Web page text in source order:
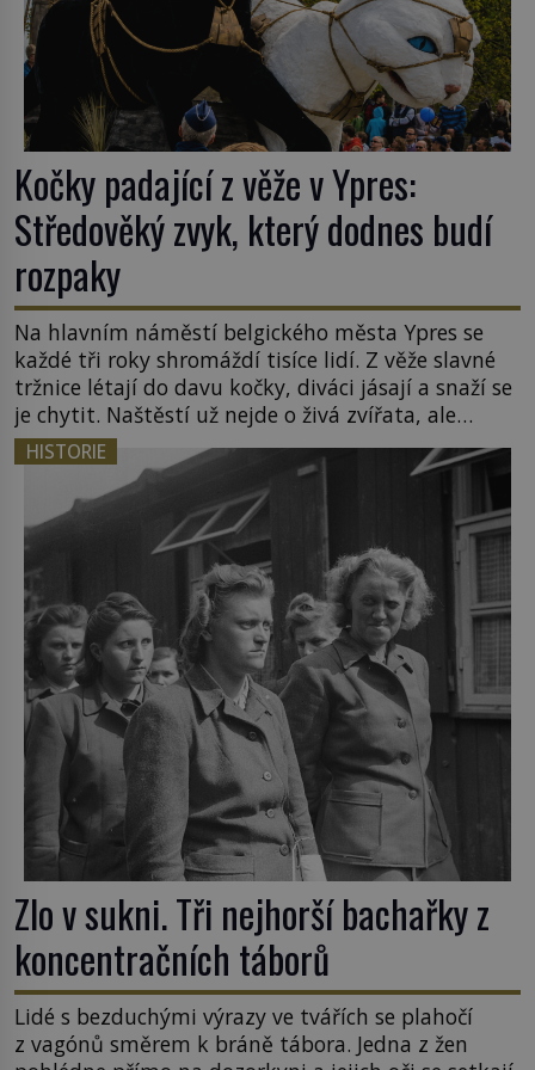
Kočky padající z věže v Ypres:
Středověký zvyk, který dodnes budí
rozpaky
Na hlavním náměstí belgického města Ypres se
každé tři roky shromáždí tisíce lidí. Z věže slavné
tržnice létají do davu kočky, diváci jásají a snaží se
je chytit. Naštěstí už nejde o živá zvířata, ale
jenom o plyšové suvenýry. Kdysi to ale bylo jinak.
Tato veselá podívaná připomíná jeden z
nejpodivnějších a zároveň nejkrutějších zvyků […]
HISTORIE
Zlo v sukni. Tři nejhorší bachařky z
koncentračních táborů
Lidé s bezduchými výrazy ve tvářích se plahočí
z vagónů směrem k bráně tábora. Jedna z žen